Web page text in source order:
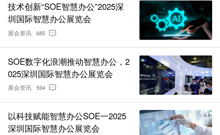
技术创新“SOE智慧办公”2025深
圳国际智慧办公展览会
展会资讯 685
SOE数字化浪潮推动智慧办公，2
025深圳国际智慧办公展览会
展会资讯 594
以科技赋能智慧办公SOE一2025
深圳国际智慧办公展览会